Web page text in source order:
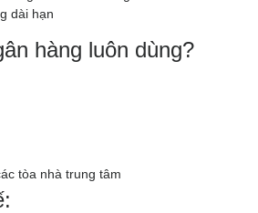
dài hạn
hàng luôn dùng?
tòa nhà trung tâm